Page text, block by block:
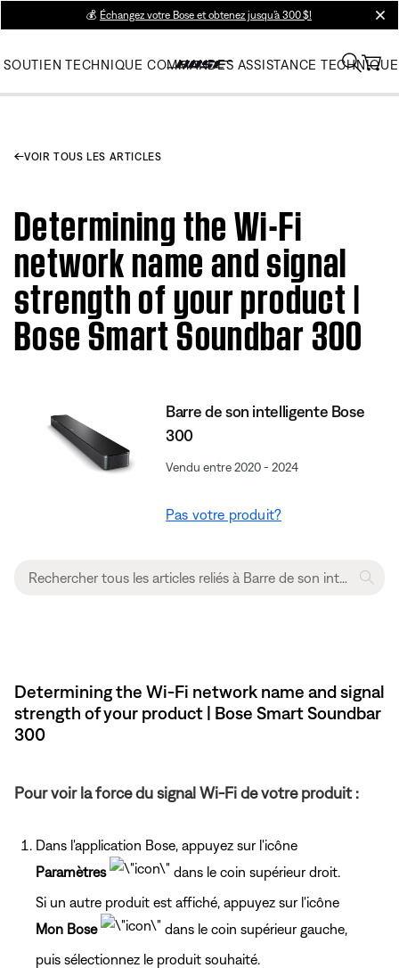
💰 Échangez votre Bose et obtenez jusqu’à 300 $!
SOUTIEN TECHNIQUE COMMANDES ASSISTANCE TECHNIQUE
VOIR TOUS LES ARTICLES
Determining the Wi-Fi
network name and signal
strength of your product |
Bose Smart Soundbar 300
Barre de son intelligente Bose
300
Vendu entre 2020 - 2024
Pas votre produit?
Determining the Wi-Fi network name and signal
strength of your product | Bose Smart Soundbar
300
Pour voir la force du signal Wi-Fi de votre produit :
Dans l'application Bose, appuyez sur l'icône
Paramètres
dans le coin supérieur droit.
Si un autre produit est affiché, appuyez sur l'icône
Mon Bose
dans le coin supérieur gauche,
puis sélectionnez le produit souhaité.